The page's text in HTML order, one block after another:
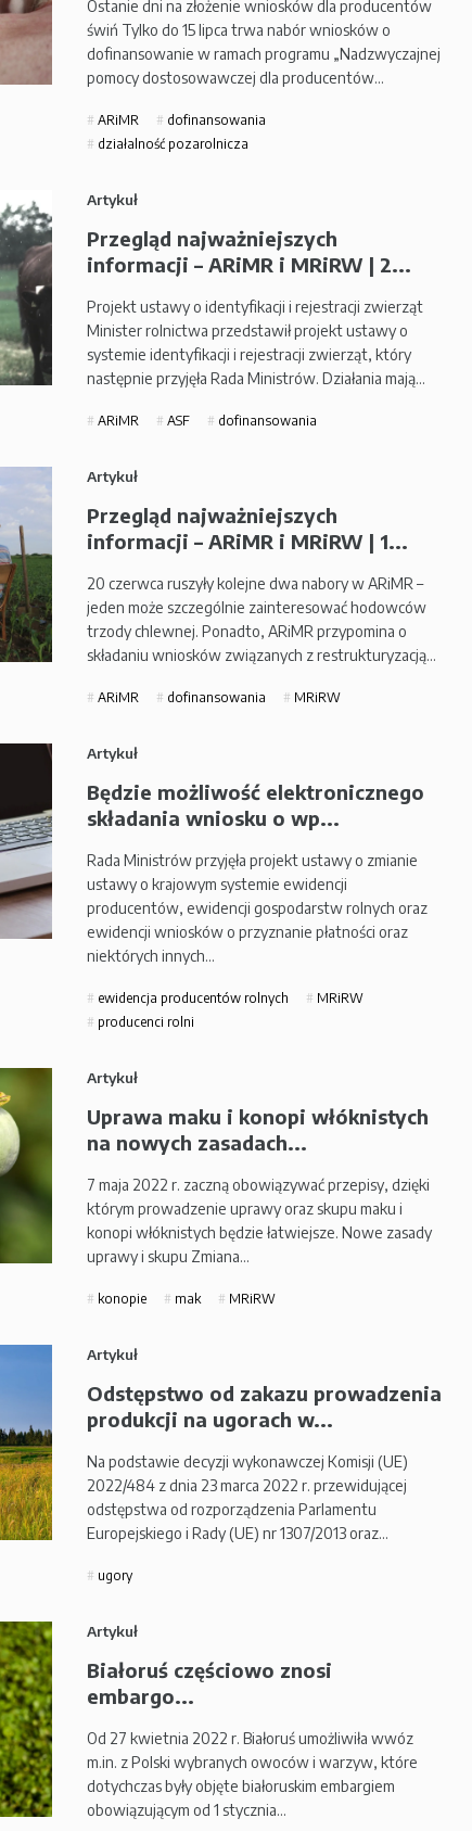
Ostanie dni na złożenie wniosków dla producentów
świń Tylko do 15 lipca trwa nabór wniosków o
dofinansowanie w ramach programu „Nadzwyczajnej
pomocy dostosowawczej dla producentów…
ARiMR
dofinansowania
działalność pozarolnicza
Artykuł
Przegląd najważniejszych
informacji – ARiMR i MRiRW | 2...
Projekt ustawy o identyfikacji i rejestracji zwierząt
Minister rolnictwa przedstawił projekt ustawy o
systemie identyfikacji i rejestracji zwierząt, który
następnie przyjęła Rada Ministrów. Działania mają…
ARiMR ASF dofinansowania
Artykuł
Przegląd najważniejszych
informacji – ARiMR i MRiRW | 1...
20 czerwca ruszyły kolejne dwa nabory w ARiMR –
jeden może szczególnie zainteresować hodowców
trzody chlewnej. Ponadto, ARiMR przypomina o
składaniu wniosków związanych z restrukturyzacją…
ARiMR dofinansowania MRiRW
Artykuł
Będzie możliwość elektronicznego
składania wniosku o wp...
Rada Ministrów przyjęła projekt ustawy o zmianie
ustawy o krajowym systemie ewidencji
producentów, ewidencji gospodarstw rolnych oraz
ewidencji wniosków o przyznanie płatności oraz
niektórych innych…
ewidencja producentów rolnych
MRiRW
producenci rolni
Artykuł
Uprawa maku i konopi włóknistych
na nowych zasadach...
7 maja 2022 r. zaczną obowiązywać przepisy, dzięki
którym prowadzenie uprawy oraz skupu maku i
konopi włóknistych będzie łatwiejsze. Nowe zasady
uprawy i skupu Zmiana…
konopie mak MRiRW
Artykuł
Odstępstwo od zakazu prowadzenia
produkcji na ugorach w...
Na podstawie decyzji wykonawczej Komisji (UE)
2022/484 z dnia 23 marca 2022 r. przewidującej
odstępstwa od rozporządzenia Parlamentu
Europejskiego i Rady (UE) nr 1307/2013 oraz…
ugory
Artykuł
Białoruś częściowo znosi
embargo...
Od 27 kwietnia 2022 r. Białoruś umożliwiła wwóz
m.in. z Polski wybranych owoców i warzyw, które
dotychczas były objęte białoruskim embargiem
obowiązującym od 1 stycznia…